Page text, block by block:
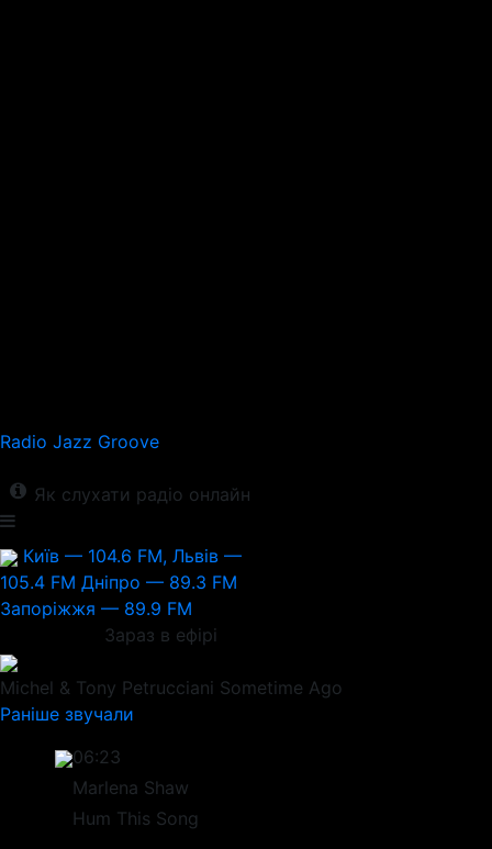
Radio Jazz Groove
Як слухати радіо онлайн
Київ — 104.6 FM, Львів —
105.4 FM Дніпро — 89.3 FM
Запоріжжя — 89.9 FM
Зараз в ефірі
Michel & Tony Petrucciani Sometime Ago
Раніше звучали
06:23
Marlena Shaw
Hum This Song